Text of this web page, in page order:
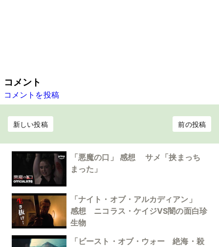
コメント
コメントを投稿
新しい投稿 前の投稿
「悪魔の口」 感想 サメ「挟まっち
まった」
「ナイト・オブ・アルカディアン」
感想 ニコラス・ケイジVS闇の面白珍
生物
「ビースト・オブ・ウォー 絶海・殺